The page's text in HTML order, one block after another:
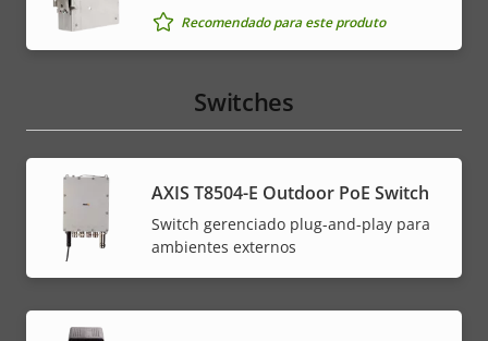
Recomendado para este produto
Switches
AXIS T8504-E Outdoor PoE Switch
Switch gerenciado plug-and-play para
ambientes externos